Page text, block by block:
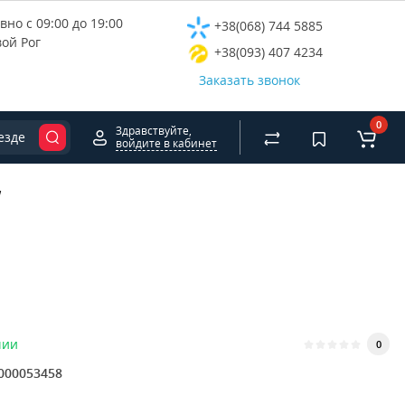
с 09:00 до 19:00
Рог
+38(068) 744 5885
+38(093) 407 4234
Заказать звонок
Здравствуйте,
войдите в кабинет
0
0